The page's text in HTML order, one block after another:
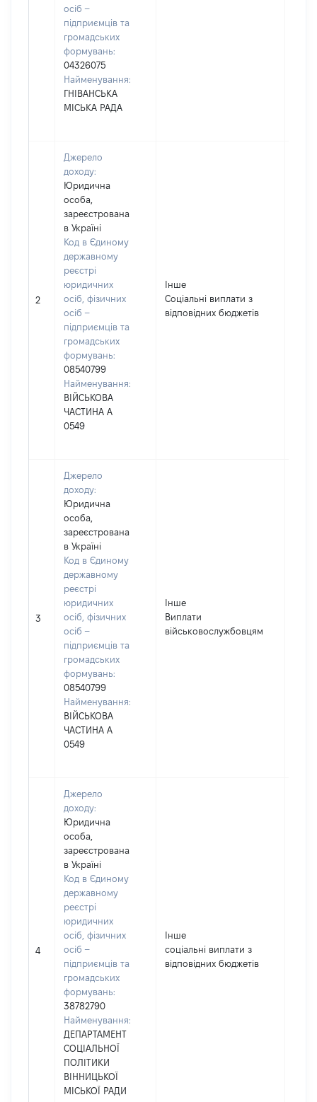
осіб –
підприємців та
громадських
формувань:
04326075
Найменування:
ГНІВАНСЬКА
МІСЬКА РАДА
2
Джерело
доходу:
Юридична
особа,
зареєстрована
в Україні
Код в Єдиному
державному
реєстрі
юридичних
осіб, фізичних
осіб –
підприємців та
громадських
формувань:
08540799
Найменування:
ВІЙСЬКОВА
ЧАСТИНА А
0549
Інше
Соціальні виплати з
відповідних бюджетів
3
Джерело
доходу:
Юридична
особа,
зареєстрована
в Україні
Код в Єдиному
державному
реєстрі
юридичних
осіб, фізичних
осіб –
підприємців та
громадських
формувань:
08540799
Найменування:
ВІЙСЬКОВА
ЧАСТИНА А
0549
Інше
Виплати
військовослужбовцям
4
Джерело
доходу:
Юридична
особа,
зареєстрована
в Україні
Код в Єдиному
державному
реєстрі
юридичних
осіб, фізичних
осіб –
підприємців та
громадських
формувань:
38782790
Найменування:
ДЕПАРТАМЕНТ
СОЦІАЛЬНОЇ
ПОЛІТИКИ
ВІННИЦЬКОЇ
МІСЬКОЇ РАДИ
Інше
соціальні виплати з
відповідних бюджетів